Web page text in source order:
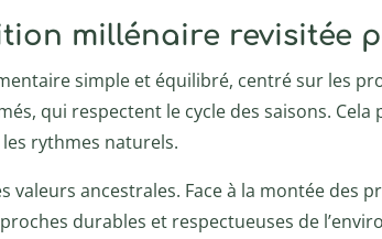
millénaire revisitée
simple et équilibré, centré sur les
qui respectent le cycle des saisons. Cela
rythmes naturels.
valeurs ancestrales. Face à la montée des
durables et respectueuses de